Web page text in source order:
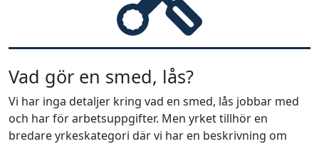
Vad gör en smed, lås?
Vi har inga detaljer kring vad en smed, lås jobbar med
och har för arbetsuppgifter. Men yrket tillhör en
bredare yrkeskategori där vi har en beskrivning om